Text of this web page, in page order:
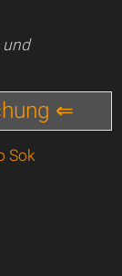
und
⇐
Sok